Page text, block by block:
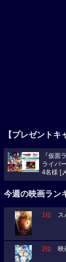
【プレゼントキ
『仮面
ライバ
4名様 [
今週の映画ラン
1位 ス
2位 映